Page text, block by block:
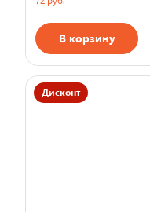
В корзину
Дисконт